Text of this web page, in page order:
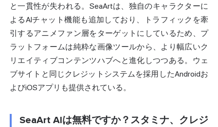
と一貫性が失われる。SeaArtは、独自のキャラクターに
よるAIチャット機能も追加しており、トラフィックを牽
引するアニメファン層をターゲットにしているため、プ
ラットフォームは純粋な画像ツールから、より幅広いク
リエイティブコンテンツハブへと進化しつつある。ウェ
ブサイトと同じクレジットシステムを採用したAndroidお
よびiOSアプリも提供されている。
SeaArt AIは無料ですか？スタミナ、クレジ